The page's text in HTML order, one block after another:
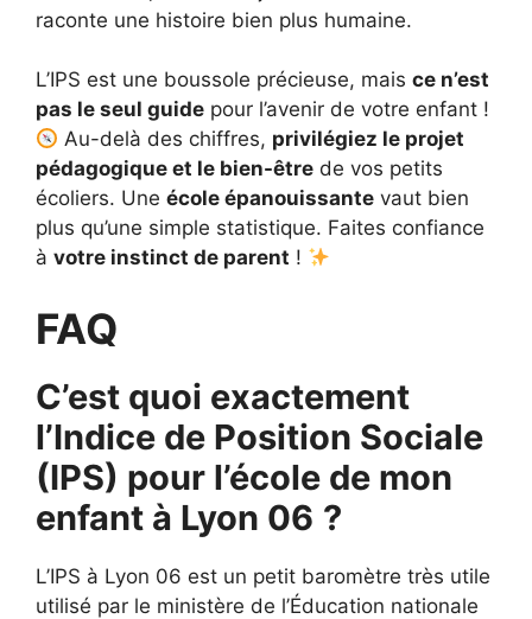
raconte une histoire bien plus humaine.
L’IPS est une boussole précieuse, mais ce n’est
pas le seul guide pour l’avenir de votre enfant !
Au-delà des chiffres, privilégiez le projet
pédagogique et le bien-être de vos petits
écoliers. Une école épanouissante vaut bien
plus qu’une simple statistique. Faites confiance
à votre instinct de parent !
FAQ
C’est quoi exactement
l’Indice de Position Sociale
(IPS) pour l’école de mon
enfant à Lyon 06 ?
L’IPS à Lyon 06 est un petit baromètre très utile
utilisé par le ministère de l’Éducation nationale